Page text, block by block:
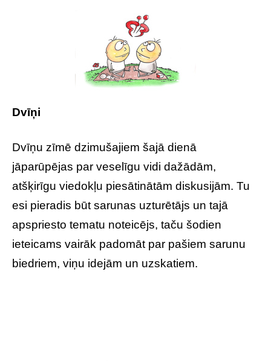
Dvīņi
Dvīņu zīmē dzimušajiem šajā dienā
jāparūpējas par veselīgu vidi dažādām,
atšķirīgu viedokļu piesātinātām diskusijām. Tu
esi pieradis būt sarunas uzturētājs un tajā
apspriesto tematu noteicējs, taču šodien
ieteicams vairāk padomāt par pašiem sarunu
biedriem, viņu idejām un uzskatiem.